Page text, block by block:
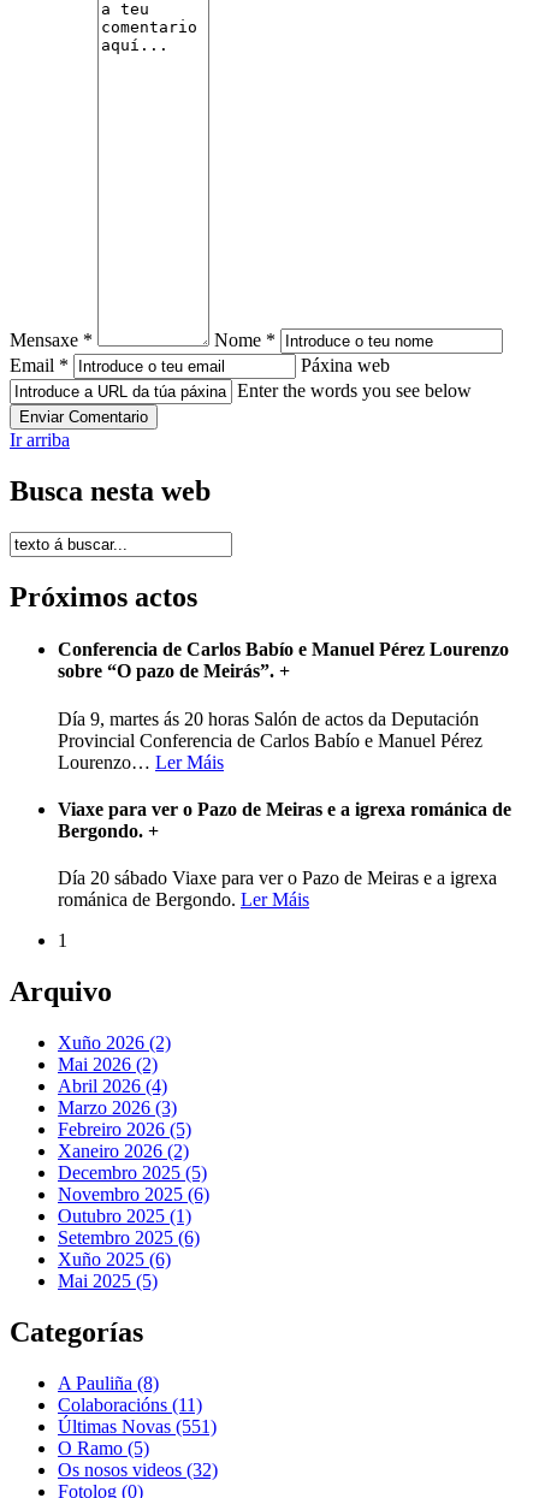
Mensaxe *
Nome *
Email *
Páxina web
Enter the words you see below
Ir arriba
Busca nesta web
Próximos actos
Conferencia de Carlos Babío e Manuel Pérez Lourenzo
sobre “O pazo de Meirás”. +
Día 9, martes ás 20 horas Salón de actos da Deputación
Provincial Conferencia de Carlos Babío e Manuel Pérez
Lourenzo… Ler Máis
Viaxe para ver o Pazo de Meiras e a igrexa románica de
Bergondo. +
Día 20 sábado Viaxe para ver o Pazo de Meiras e a igrexa
románica de Bergondo. Ler Máis
1
Arquivo
Xuño 2026 (2)
Mai 2026 (2)
Abril 2026 (4)
Marzo 2026 (3)
Febreiro 2026 (5)
Xaneiro 2026 (2)
Decembro 2025 (5)
Novembro 2025 (6)
Outubro 2025 (1)
Setembro 2025 (6)
Xuño 2025 (6)
Mai 2025 (5)
Categorías
A Pauliña (8)
Colaboracións (11)
Últimas Novas (551)
O Ramo (5)
Os nosos videos (32)
Fotolog (0)